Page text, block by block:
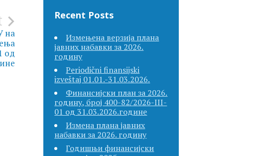
на
од
Recent Posts
Измењена верзија плана
јавних набавки за 2026.
годину
Periodični finansijski
izveštaj 01.01.-31.03.2026.
Финансијски план за 2026.
годину, број 400-82/2026-III-
01 од 31.03.2026.године
Измена плана јавних
набавки за 2026. годину
Годишњи финансијски